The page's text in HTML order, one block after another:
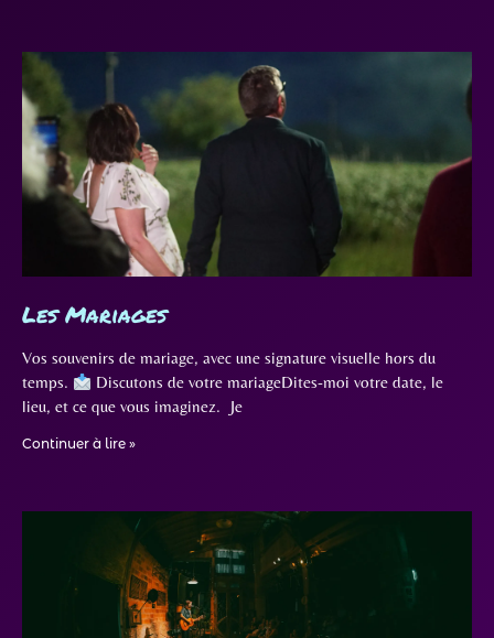
Les Mariages
Vos souvenirs de mariage, avec une signature visuelle hors du
temps.
Discutons de votre mariageDites-moi votre date, le
lieu, et ce que vous imaginez. Je
Continuer à lire »